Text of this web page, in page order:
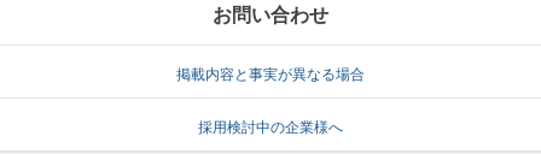
お問い合わせ
掲載内容と事実が異なる場合
採用検討中の企業様へ